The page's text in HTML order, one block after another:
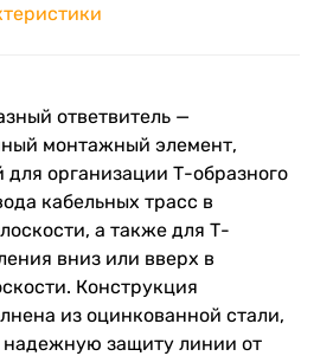
ответвитель —
монтажный элемент,
организации Т-образного
кабельных трасс в
а также для Т-
вниз или вверх в
Конструкция
из оцинкованной стали,
надежную защиту линии от